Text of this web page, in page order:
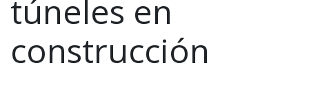
túneles en
construcción